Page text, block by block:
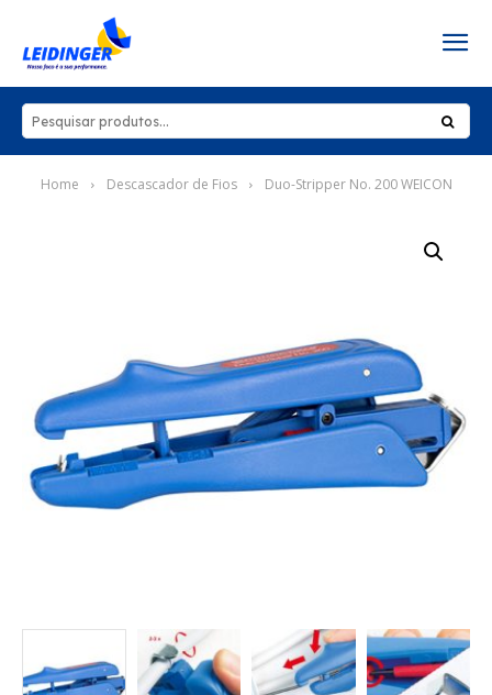
Home Descascador de Fios Duo-Stripper No. 200 WEICON